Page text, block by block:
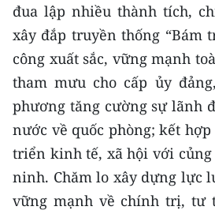
Media Môi trường
Ảnh
Infographic
TIN MỚI
TIN ĐỊA PHƯƠNG
Trung du và miền núi phía Bắc
đua lập nhiều thành tích,
xây đắp truyền thống “Bám
công xuất sắc, vững mạnh
tham mưu cho cấp ủy
phương tăng cường sự lãnh
nước về quốc phòng; kết
triển kinh tế, xã hội với củng
ninh. Chăm lo xây dựng lực
vững mạnh về chính trị, tư